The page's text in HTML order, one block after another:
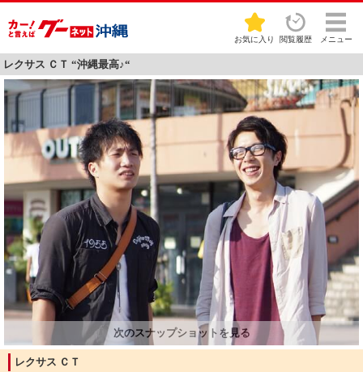
お気に入り 閲覧履歴 メニュー
レクサス ＣＴ “沖縄最高♪“
レクサス ＣＴ